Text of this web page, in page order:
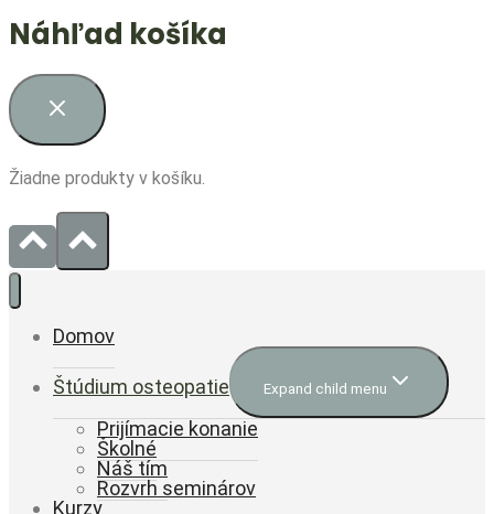
Náhľad košíka
Žiadne produkty v košíku.
Domov
Štúdium osteopatie Expand child menu
Prijímacie konanie
Školné
Náš tím
Rozvrh seminárov
Kurzy